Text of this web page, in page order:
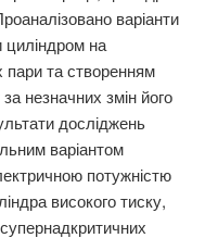
варіанти
циліндром на
пари та створенням
незначних змін його
досліджень
варіантом
потужністю
високого тиску,